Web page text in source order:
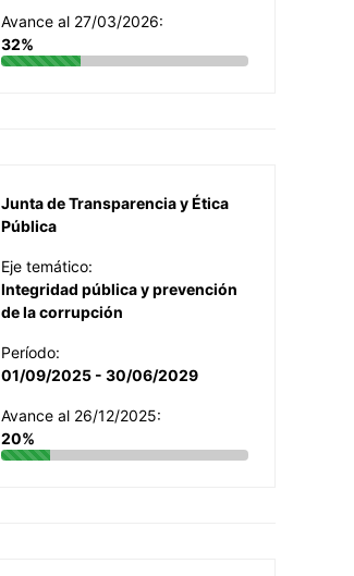
Avance al 27/03/2026:
32%
Junta de Transparencia y Ética
Pública
Eje temático:
Integridad pública y prevención
de la corrupción
Período:
01/09/2025 - 30/06/2029
Avance al 26/12/2025:
20%